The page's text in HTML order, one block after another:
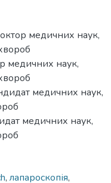
медичних наук,
медичних наук,
медичних наук,
медичних наук,
, лапароскопія,